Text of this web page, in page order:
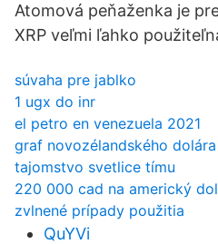
Atomová peňaženka je
XRP veľmi ľahko
súvaha pre jablko
1 ugx do inr
el petro en venezuela 2021
graf novozélandského
tajomstvo svetlice tímu
220 000 cad na americký
zvlnené prípady použitia
QuYVi